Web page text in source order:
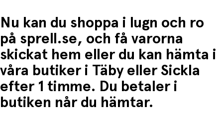
Nu kan du shoppa i lugn och ro
på sprell.se, och få varorna
skickat hem eller du kan hämta i
våra butiker i Täby eller Sickla
efter 1 timme. Du betaler i
butiken når du hämtar.